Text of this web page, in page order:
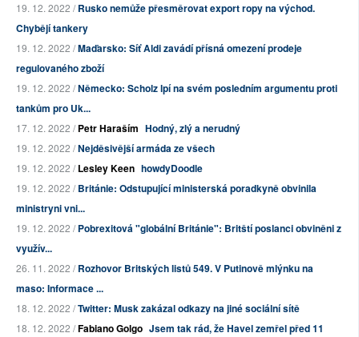
19. 12. 2022 /Rusko nemůže přesměrovat export ropy na východ.
Chybějí tankery
19. 12. 2022 /Maďarsko: Síť Aldi zavádí přísná omezení prodeje
regulovaného zboží
19. 12. 2022 /Německo: Scholz lpí na svém posledním argumentu proti
tankům pro Uk...
17. 12. 2022 /Petr Haraším Hodný, zlý a nerudný
19. 12. 2022 /Nejděsivější armáda ze všech
19. 12. 2022 /Lesley Keen howdyDoodle
19. 12. 2022 /Británie: Odstupující ministerská poradkyně obvinila
ministryni vni...
19. 12. 2022 /Pobrexitová "globální Británie": Britští poslanci obviněni z
využív...
26. 11. 2022 /Rozhovor Britských listů 549. V Putinově mlýnku na
maso: Informace ...
18. 12. 2022 /Twitter: Musk zakázal odkazy na jiné sociální sítě
18. 12. 2022 /Fabiano Golgo Jsem tak rád, že Havel zemřel před 11